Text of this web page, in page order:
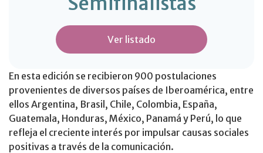
Ver listado
En esta edición se recibieron 900 postulaciones
provenientes de diversos países de Iberoamérica, entre
ellos Argentina, Brasil, Chile, Colombia, España,
Guatemala, Honduras, México, Panamá y Perú, lo que
refleja el creciente interés por impulsar causas sociales
positivas a través de la comunicación.